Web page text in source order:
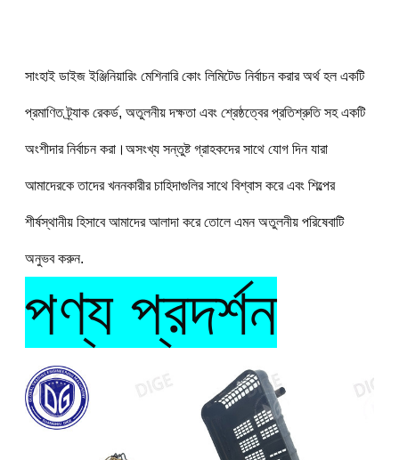
সাংহাই ডাইজ ইঞ্জিনিয়ারিং মেশিনারি কোং লিমিটেড নির্বাচন করার অর্থ হল একটি
প্রমাণিত ট্র্যাক রেকর্ড, অতুলনীয় দক্ষতা এবং শ্রেষ্ঠত্বের প্রতিশ্রুতি সহ একটি
অংশীদার নির্বাচন করা।অসংখ্য সন্তুষ্ট গ্রাহকদের সাথে যোগ দিন যারা
আমাদেরকে তাদের খননকারীর চাহিদাগুলির সাথে বিশ্বাস করে এবং শিল্পের
শীর্ষস্থানীয় হিসাবে আমাদের আলাদা করে তোলে এমন অতুলনীয় পরিষেবাটি
অনুভব করুন.
পণ্য প্রদর্শন